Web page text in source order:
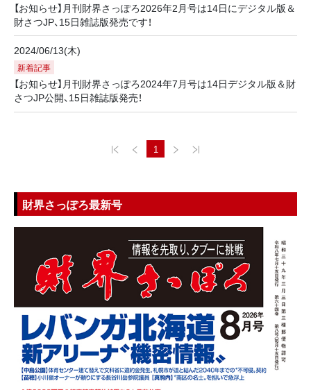
【お知らせ】月刊財界さっぽろ2026年2月号は14日にデジタル版＆
財さつJP、15日雑誌版発売です！
2024/06/13(木)
新着記事
【お知らせ】月刊財界さっぽろ2024年7月号は14日デジタル版＆財
さつJP公開、15日雑誌版発売！
1
財界さっぽろ最新号